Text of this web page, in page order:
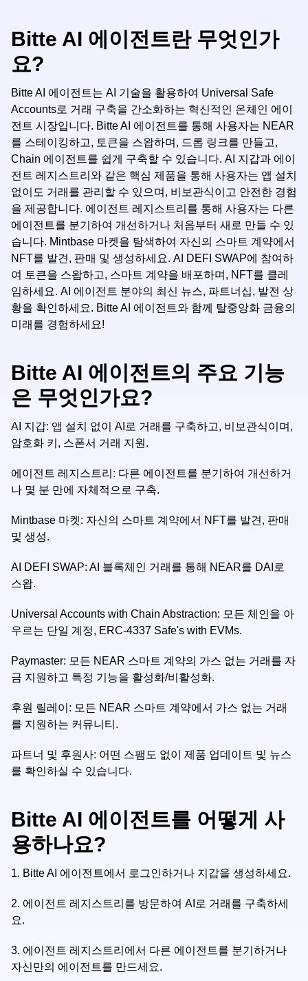
Bitte AI 에이전트란 무엇인가
요?
Bitte AI 에이전트는 AI 기술을 활용하여 Universal Safe
Accounts로 거래 구축을 간소화하는 혁신적인 온체인 에이
전트 시장입니다. Bitte AI 에이전트를 통해 사용자는 NEAR
를 스테이킹하고, 토큰을 스왑하며, 드롭 링크를 만들고,
Chain 에이전트를 쉽게 구축할 수 있습니다. AI 지갑과 에이
전트 레지스트리와 같은 핵심 제품을 통해 사용자는 앱 설치
없이도 거래를 관리할 수 있으며, 비보관식이고 안전한 경험
을 제공합니다. 에이전트 레지스트리를 통해 사용자는 다른
에이전트를 분기하여 개선하거나 처음부터 새로 만들 수 있
습니다. Mintbase 마켓을 탐색하여 자신의 스마트 계약에서
NFT를 발견, 판매 및 생성하세요. AI DEFI SWAP에 참여하
여 토큰을 스왑하고, 스마트 계약을 배포하며, NFT를 클레
임하세요. AI 에이전트 분야의 최신 뉴스, 파트너십, 발전 상
황을 확인하세요. Bitte AI 에이전트와 함께 탈중앙화 금융의
미래를 경험하세요!
Bitte AI 에이전트의 주요 기능
은 무엇인가요?
AI 지갑: 앱 설치 없이 AI로 거래를 구축하고, 비보관식이며,
암호화 키, 스폰서 거래 지원.
에이전트 레지스트리: 다른 에이전트를 분기하여 개선하거
나 몇 분 만에 자체적으로 구축.
Mintbase 마켓: 자신의 스마트 계약에서 NFT를 발견, 판매
및 생성.
AI DEFI SWAP: AI 블록체인 거래를 통해 NEAR를 DAI로
스왑.
Universal Accounts with Chain Abstraction: 모든 체인을 아
우르는 단일 계정, ERC-4337 Safe's with EVMs.
Paymaster: 모든 NEAR 스마트 계약의 가스 없는 거래를 자
금 지원하고 특정 기능을 활성화/비활성화.
후원 릴레이: 모든 NEAR 스마트 계약에서 가스 없는 거래
를 지원하는 커뮤니티.
파트너 및 후원사: 어떤 스팸도 없이 제품 업데이트 및 뉴스
를 확인하실 수 있습니다.
Bitte AI 에이전트를 어떻게 사
용하나요?
1. Bitte AI 에이전트에서 로그인하거나 지갑을 생성하세요.
2. 에이전트 레지스트리를 방문하여 AI로 거래를 구축하세
요.
3. 에이전트 레지스트리에서 다른 에이전트를 분기하거나
자신만의 에이전트를 만드세요.